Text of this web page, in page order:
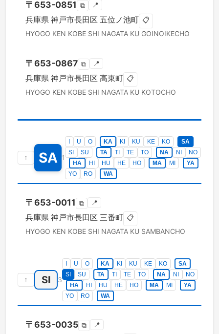
〒653-0851 ⧉ 📍
兵庫県 神戸市長田区 五位ノ池町 📋
HYOGO KEN KOBE SHI NAGATA KU GOINOIKECHO
〒653-0867 ⧉ 📍
兵庫県 神戸市長田区 高東町 📋
HYOGO KEN KOBE SHI NAGATA KU KOTOCHO
↑ SA 1
U O KA KI KU KE KO
SA
SI
SU TA TI TE TO NA NI
NO
HA
HI HU HE HO MA MI
YA
YO
RO WA
〒653-0011 ⧉ 📍
兵庫県 神戸市長田区 三番町 📋
HYOGO KEN KOBE SHI NAGATA KU SAMBANCHO
↑ SI 3
U O KA KI KU KE KO
SA
SI
SU TA TI TE TO NA NI
NO
HA
HI HU HE HO MA MI
YA
YO
RO WA
〒653-0035 ⧉ 📍